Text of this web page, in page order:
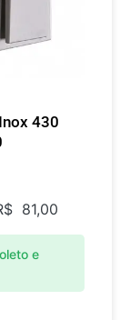
430
81,00
e